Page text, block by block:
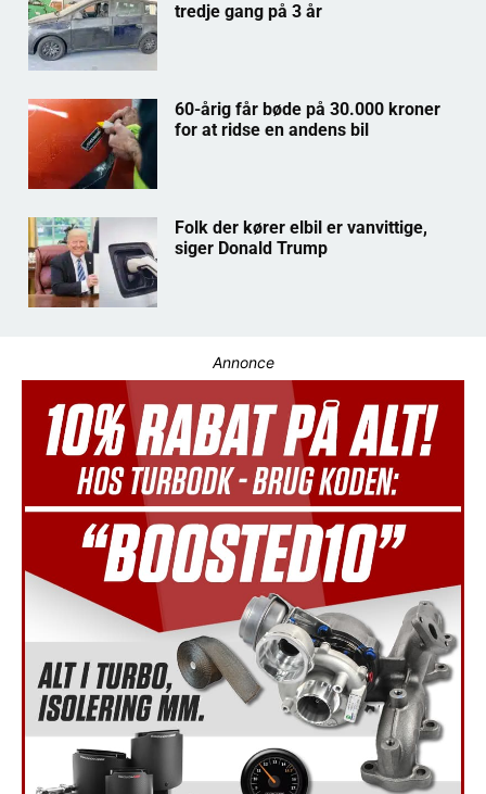
tredje gang på 3 år
60-årig får bøde på 30.000 kroner
for at ridse en andens bil
Folk der kører elbil er vanvittige,
siger Donald Trump
Annonce